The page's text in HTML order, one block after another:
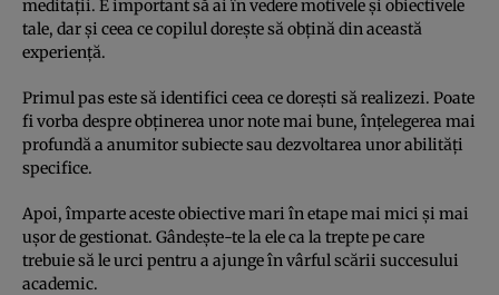
meditații. E important să ai în vedere motivele și obiectivele
tale, dar și ceea ce copilul dorește să obțină din această
experiență.
Primul pas este să identifici ceea ce dorești să realizezi. Poate
fi vorba despre obținerea unor note mai bune, înțelegerea mai
profundă a anumitor subiecte sau dezvoltarea unor abilități
specifice.
Apoi, împarte aceste obiective mari în etape mai mici și mai
ușor de gestionat. Gândește-te la ele ca la trepte pe care
trebuie să le urci pentru a ajunge în vârful scării succesului
academic.